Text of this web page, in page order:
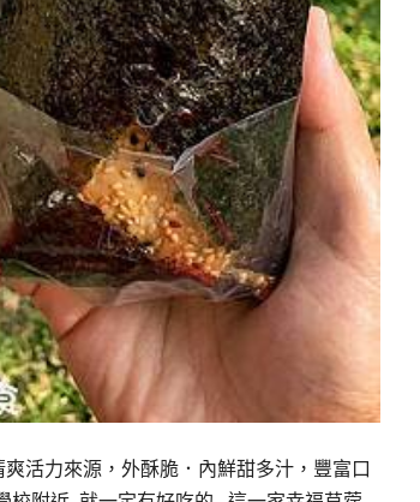
活力來源，外酥脆．內鮮甜多汁，豐富口